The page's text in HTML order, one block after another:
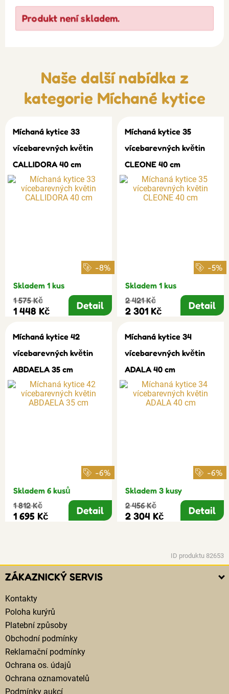
Produkt není skladem.
Naše další nabídka z
kategorie Míchané kytice
Míchaná kytice 33
vícebarevných květin
CALLIDORA 40 cm
-8%
Skladem 1 kus
1 575 Kč
1 448 Kč Detail
Míchaná kytice 35
vícebarevných květin
CLEONE 40 cm
-5%
Skladem 1 kus
2 421 Kč
2 301 Kč Detail
Míchaná kytice 42
vícebarevných květin
ABDAELA 35 cm
-6%
Skladem 6 kusů
1 812 Kč
1 695 Kč Detail
Míchaná kytice 34
vícebarevných květin
ADALA 40 cm
-6%
Skladem 3 kusy
2 456 Kč
2 304 Kč Detail
ID produktu 82653
ZÁKAZNICKÝ SERVIS
Kontakty
Poloha kurýrů
Platební způsoby
Obchodní podmínky
Reklamační podmínky
Ochrana os. údajů
Ochrana oznamovatelů
Podmínky aukcí